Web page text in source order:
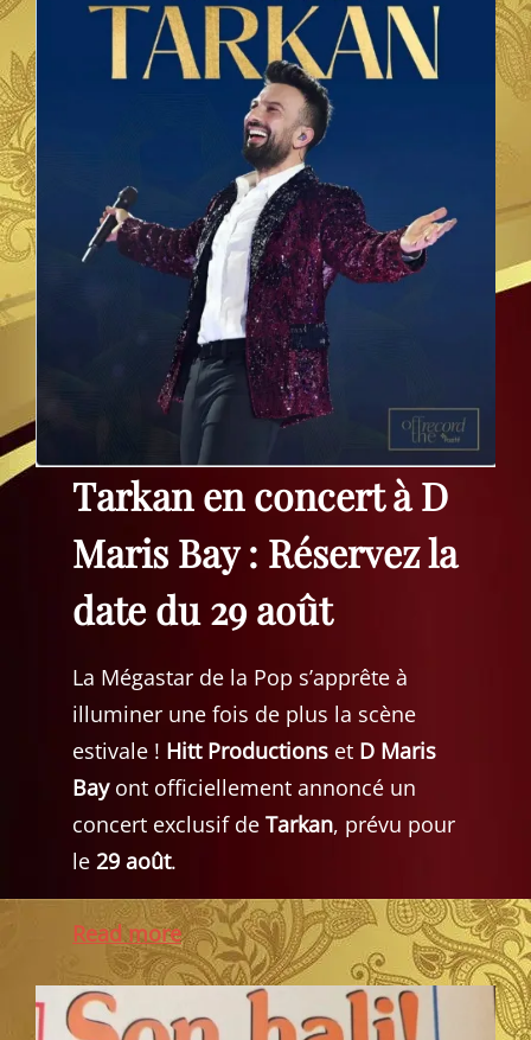
Tarkan en concert à D
Maris Bay : Réservez la
date du 29 août
La Mégastar de la Pop s’apprête à
illuminer une fois de plus la scène
estivale ! Hitt Productions et D Maris
Bayont officiellement annoncé un
concert exclusif deTarkan, prévu pour
le29 août.
Read more